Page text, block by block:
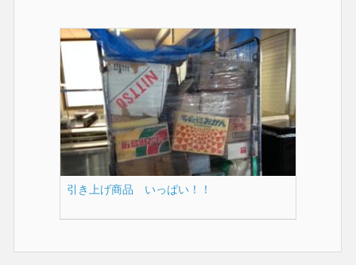
引き上げ商品 いっぱい！！